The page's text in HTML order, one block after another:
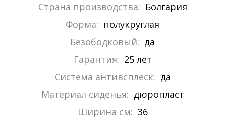
Страна производства: Болгария
Форма: полукруглая
Безободковый: да
Гарантия: 25 лет
Система антивсплеск: да
Материал сиденья: дюропласт
Ширина см: 36